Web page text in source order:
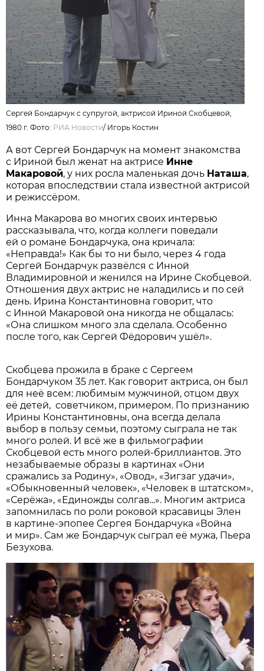
Сергей Бондарчук с супругой, актрисой Ириной Скобцевой,
1980 г. Фото: РИА Новости/ Игорь Костин
А вот Сергей Бондарчук на момент знакомства
с Ириной был женат на актрисе Инне
Макаровой, у них росла маленькая дочь Наташа,
которая впоследствии стала известной актрисой
и режиссёром.
Инна Макарова во многих своих интервью
рассказывала, что, когда коллеги поведали
ей о романе Бондарчука, она кричала:
«Неправда!» Как бы то ни было, через 4 года
Сергей Бондарчук развёлся с Инной
Владимировной и женился на Ирине Скобцевой.
Отношения двух актрис не наладились и по сей
день. Ирина Константиновна говорит, что
с Инной Макаровой она никогда не общалась:
«Она слишком много зла сделала. Особенно
после того, как Сергей Фёдорович ушёл».
Скобцева прожила в браке с Сергеем
Бондарчуком 35 лет. Как говорит актриса, он был
для неё всем: любимым мужчиной, отцом двух
её детей, советчиком, примером. По признанию
Ирины Константиновны, она всегда делала
выбор в пользу семьи, поэтому сыграла не так
много ролей. И всё же в фильмографии
Скобцевой есть много ролей-бриллиантов. Это
незабываемые образы в картинах «Они
сражались за Родину», «Овод», «Зигзаг удачи»,
«Обыкновенный человек», «Человек в штатском»,
«Серёжа», «Единожды солгав...». Многим актриса
запомнилась по роли роковой красавицы Элен
в картине-эпопее Сергея Бондарчука «Война
и мир». Сам же Бондарчук сыграл её мужа, Пьера
Безухова.